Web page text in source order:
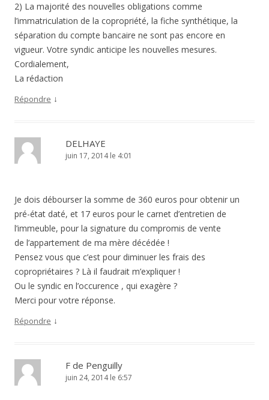
2) La majorité des nouvelles obligations comme
l’immatriculation de la copropriété, la fiche synthétique, la
séparation du compte bancaire ne sont pas encore en
vigueur. Votre syndic anticipe les nouvelles mesures.
Cordialement,
La rédaction
Répondre ↓
DELHAYE
juin 17, 2014 le 4:01
Je dois débourser la somme de 360 euros pour obtenir un
pré-état daté, et 17 euros pour le carnet d’entretien de
l’immeuble, pour la signature du compromis de vente
de l’appartement de ma mère décédée !
Pensez vous que c’est pour diminuer les frais des
copropriétaires ? Là il faudrait m’expliquer !
Ou le syndic en l’occurence , qui exagère ?
Merci pour votre réponse.
Répondre ↓
F de Penguilly
juin 24, 2014 le 6:57